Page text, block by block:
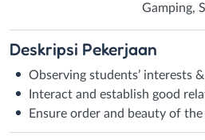
Gamping,
Deskripsi Pekerjaan
Observing students’ interests
Interact and establish good
Ensure order and beauty of